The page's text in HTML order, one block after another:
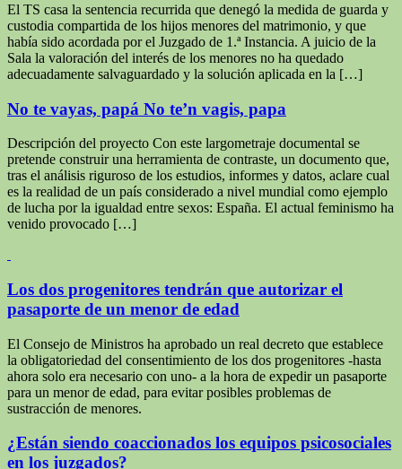
El TS casa la sentencia recurrida que denegó la medida de guarda y
custodia compartida de los hijos menores del matrimonio, y que
había sido acordada por el Juzgado de 1.ª Instancia. A juicio de la
Sala la valoración del interés de los menores no ha quedado
adecuadamente salvaguardado y la solución aplicada en la […]
No te vayas, papá No te’n vagis, papa
Descripción del proyecto Con este largometraje documental se
pretende construir una herramienta de contraste, un documento que,
tras el análisis riguroso de los estudios, informes y datos, aclare cual
es la realidad de un país considerado a nivel mundial como ejemplo
de lucha por la igualdad entre sexos: España. El actual feminismo ha
venido provocado […]
Los dos progenitores tendrán que autorizar el
pasaporte de un menor de edad
El Consejo de Ministros ha aprobado un real decreto que establece
la obligatoriedad del consentimiento de los dos progenitores -hasta
ahora solo era necesario con uno- a la hora de expedir un pasaporte
para un menor de edad, para evitar posibles problemas de
sustracción de menores.
¿Están siendo coaccionados los equipos psicosociales
en los juzgados?